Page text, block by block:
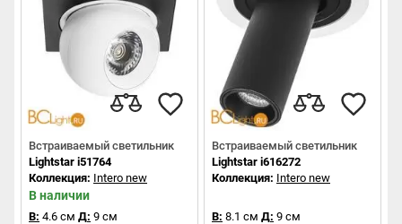
Встраиваемый светильник
Lightstar i51764
Коллекция: Intero new
В наличии
В: 4.6 см Д: 9 см
Встраиваемый светильник
Lightstar i616272
Коллекция: Intero new
В: 8.1 см Д: 9 см